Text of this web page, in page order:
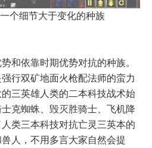
细节大于变化的种族
依靠时期优势对抗的种族。
行双矿地面火枪配法师的蛮力
三英雄人类的二本科技战术始
克蜘蛛、毁灭胜骑士、飞机降
类三本科技对抗亡灵三英本的
人，不用多言大家自然会提